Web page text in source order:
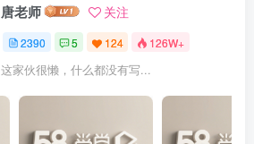
唐老师 关注
2390 5 124 126W+
这家伙很懒，什么都没有写...